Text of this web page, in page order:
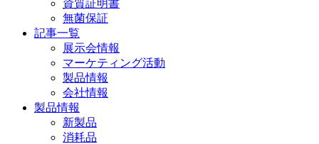
資質証明書
無菌保証
記事一覧
展示会情報
マーケティング活動
製品情報
会社情報
製品情報
新製品
消耗品